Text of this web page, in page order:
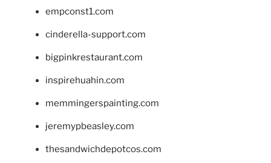
empconst1.com
cinderella-support.com
bigpinkrestaurant.com
inspirehuahin.com
memmingerspainting.com
jeremypbeasley.com
thesandwichdepotcos.com